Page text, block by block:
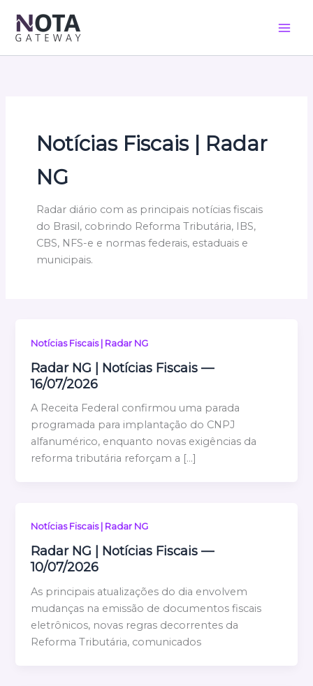
para
conteúdo
Notícias Fiscais | Radar
NG
Radar diário com as principais notícias fiscais
do Brasil, cobrindo Reforma Tributária, IBS,
CBS, NFS-e e normas federais, estaduais e
municipais.
Notícias Fiscais | Radar NG
Radar NG | Notícias Fiscais —
16/07/2026
A Receita Federal confirmou uma parada
programada para implantação do CNPJ
alfanumérico, enquanto novas exigências da
reforma tributária reforçam a […]
Notícias Fiscais | Radar NG
Radar NG | Notícias Fiscais —
10/07/2026
As principais atualizações do dia envolvem
mudanças na emissão de documentos fiscais
eletrônicos, novas regras decorrentes da
Reforma Tributária, comunicados